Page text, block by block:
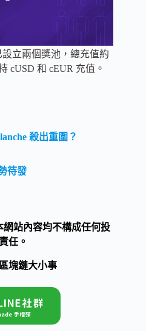
設立兩個獎池，總充值約
cUSD 和 cEUR 充值。
殺出重圍？
待發
站內容均不構成任何投
任。
塊鏈大小事